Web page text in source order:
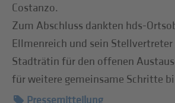
Costanzo.
Zum Abschluss dankten hds-
Ellmenreich und sein
Stadträtin für den offenen
für weitere gemeinsame Schritte
Pressemitteilung